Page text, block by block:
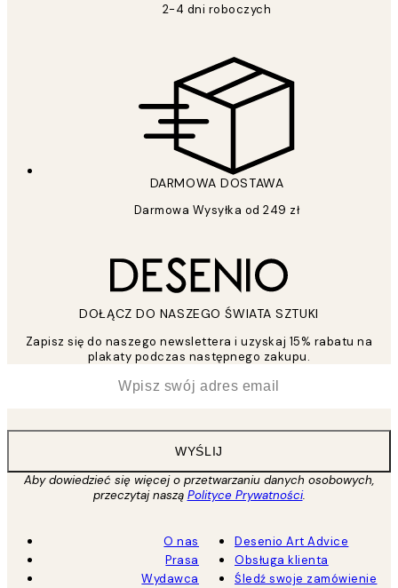
2-4 dni roboczych
DARMOWA DOSTAWA
Darmowa Wysyłka od 249 zł
DOŁĄCZ DO NASZEGO ŚWIATA SZTUKI
Zapisz się do naszego newslettera i uzyskaj 15% rabatu na
plakaty podczas następnego zakupu.
WYŚLIJ
Aby dowiedzieć się więcej o przetwarzaniu danych osobowych,
przeczytaj naszą Polityce Prywatności.
O nas
Prasa
Wydawca
Desenio Art Advice
Obsługa klienta
Śledź swoje zamówienie